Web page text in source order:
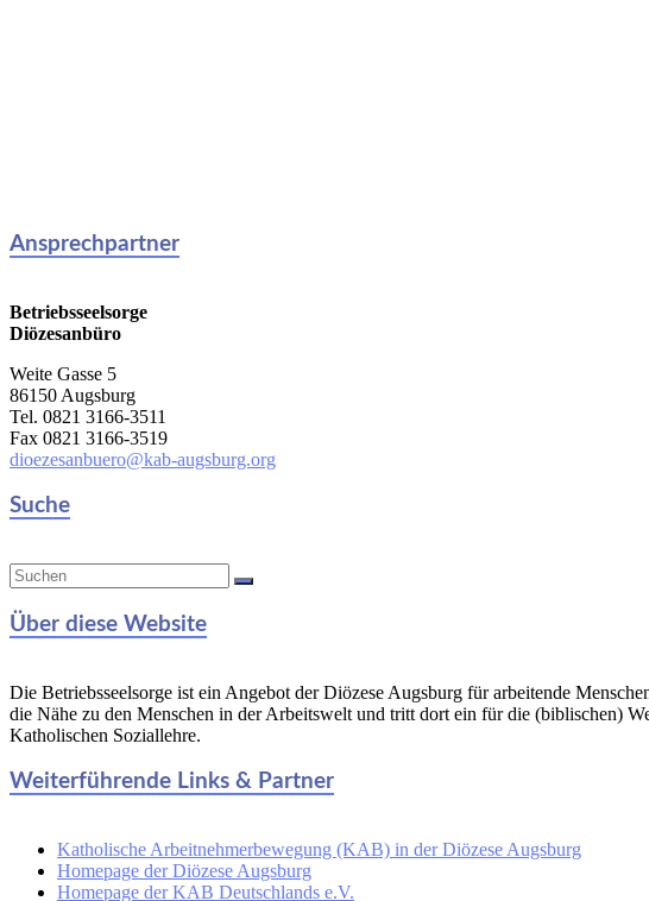
Ansprechpartner
Betriebsseelsorge
Diözesanbüro
Weite Gasse 5
86150 Augsburg
Tel. 0821 3166-3511
Fax 0821 3166-3519
dioezesanbuero@kab-augsburg.org
Suche
Über diese Website
Die Betriebsseelsorge ist ein Angebot der Diözese Augsburg für arbeitende
die Nähe zu den Menschen in der Arbeitswelt und tritt dort ein für die (biblischen)
Katholischen Soziallehre.
Weiterführende Links & Partner
Katholische Arbeitnehmerbewegung (KAB) in der Diözese Augsburg
Homepage der Diözese Augsburg
Homepage der KAB Deutschlands e.V.